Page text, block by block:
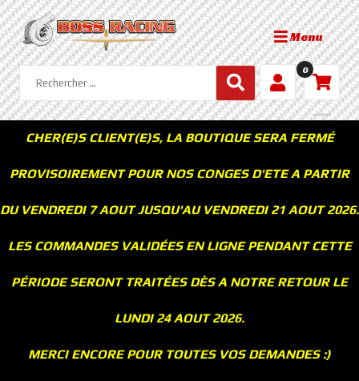
Menu
0
CHER(E)S CLIENT(E)S, LA BOUTIQUE SERA FERMÉ
PROVISOIREMENT POUR NOS CONGES D'ETE A PARTIR
DU VENDREDI 7 AOUT JUSQU'AU VENDREDI 21 AOUT 2026.
LES COMMANDES VALIDÉES EN LIGNE PENDANT CETTE
PÉRIODE SERONT TRAITÉES DÈS A NOTRE RETOUR LE
LUNDI 24 AOUT 2026.
MERCI ENCORE POUR TOUTES VOS DEMANDES :)